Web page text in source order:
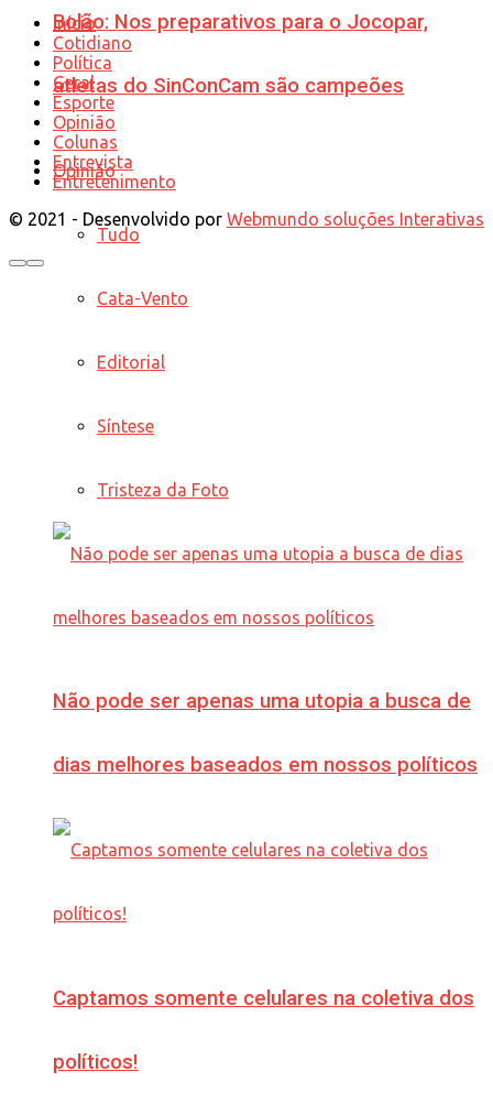
Bolão: Nos preparativos para o Jocopar,
atletas do SinConCam são campeões
Opinião
Tudo
Cata-Vento
Editorial
Síntese
Tristeza da Foto
Não pode ser apenas uma utopia a busca de
dias melhores baseados em nossos políticos
Captamos somente celulares na coletiva dos
políticos!
Início
Cotidiano
Política
Geral
Esporte
Opinião
Colunas
Entrevista
Entretenimento
© 2021 - Desenvolvido por Webmundo soluções Interativas